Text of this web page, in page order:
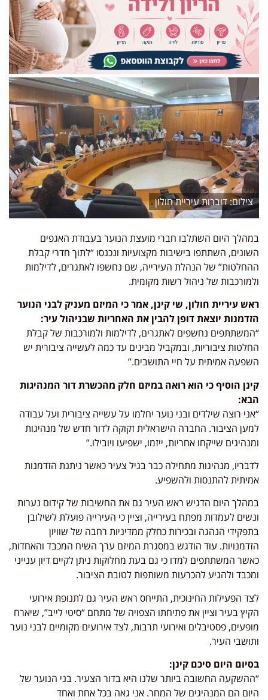
דוברות עיריית חולון
במהלך היום השתלבו חברי מועצת הנוער בעבודת האגפים
השונים, השתתפו בישיבות מקצועיות ונכנסו “לתוך חדרי קבלת
ההחלטות” של הנהלת העירייה, שם נחשפו לאתגרים, לדילמות
ולמורכבות של ניהול רשות מקומית.
ראש עיריית חולון, שי קינן, אמר כי המיזם מעניק לבני הנוער
הזדמנות יוצאת דופן להבין את האחריות שבניהול עיר:
“המשתתפים נחשפים לאתגרים, לדילמות ולמורכבות של קבלת
החלטות ציבוריות, ובמקביל מבינים עד כמה לעשייה ציבורית יש
השפעה אמיתית על חיי התושבים.”
קינן הוסיף כי הוא רואה במיזם חלק מהכשרת דור המנהיגות
הבא:
“אני רוצה שילדים ובני נוער יחלמו על עשייה ציבורית ועל עבודה
למען הציבור. החברה הישראלית זקוקה לדור חדש של מנהיגות
ומנהיגים שייקחו אחריות, ייזמו, ישפיעו ויובילו.”
לדבריו, מנהיגות מתחילה כבר בגיל צעיר כאשר ניתנת הזדמנות
אמיתית להתנסות ולהשפיע.
במהלך היום הדגיש ראש העיר גם את החשיבות של קידום נערות
ונשים לעמדות מפתח בעירייה, וציין כי העירייה פועלת לשילובן
בתפקידי הנהגה ובכירות כחלק ממדיניות רחבה של שוויון
הזדמנויות. עוד הודגש במסגרת המיזם ערך השיח המכבד והאחדות,
כאשר המשתתפים למדו כי גם בעת מחלוקות ניתן לקיים דיון ענייני
ומכבד ולהגיע להכרעות משותפות לטובת הציבור.
לצד הפעילות החינוכית, התייחס ראש העיר גם לתנופת אירועי
הקיץ בעיר וציין את פתיחתו הצפויה של מתחם “סיטי לייב”, שיארח
מופעים, פסטיבלים ואירועי תרבות, לצד אירועים מקומיים לבני נוער
ותושבי העיר.
בסיום היום סיכם קינן:
“ההשקעה החשובה ביותר שלנו היא בדור הצעיר. בני הנוער של
היום הם המנהיגים של המחר. אני גאה בכל אחת ואחד